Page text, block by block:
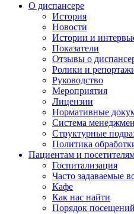
О диспансере
История
Новости
Истории и
Показатели
Отзывы о
Ролики и
Руководство
Мероприятия
Лицензии
Нормативные
Система
Структурные
Политика
Пациентам и
Госпитализация
Часто задаваемые
Кафе
Как нас найти
Порядок посещений